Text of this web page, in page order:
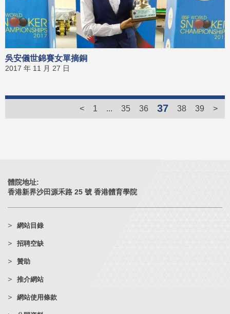
吳安儀世錦賽女單摘銅
2017 年 11 月 27 日
< 1 ... 35 36 37 38 39 >
體院地址:
香港新界沙田源禾路 25 號 香港體育學院
網站目錄
招聘空缺
贊助
推介網站
網站使用條款